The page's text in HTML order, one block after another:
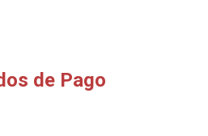
de Pago